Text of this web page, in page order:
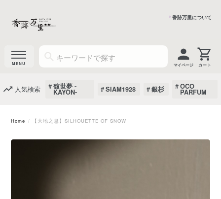
香跡万里について
マイページ
人気検索 馥世夢 -
KAYON- SIAM1928 銀杉 OCO
PARFUM
Home 【大地之息】SILHOUETTE OF SNOW